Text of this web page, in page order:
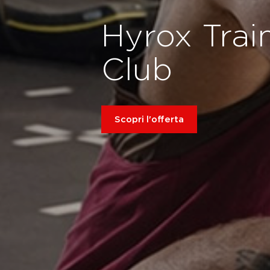
Hyrox
Club
Scopri l'offerta